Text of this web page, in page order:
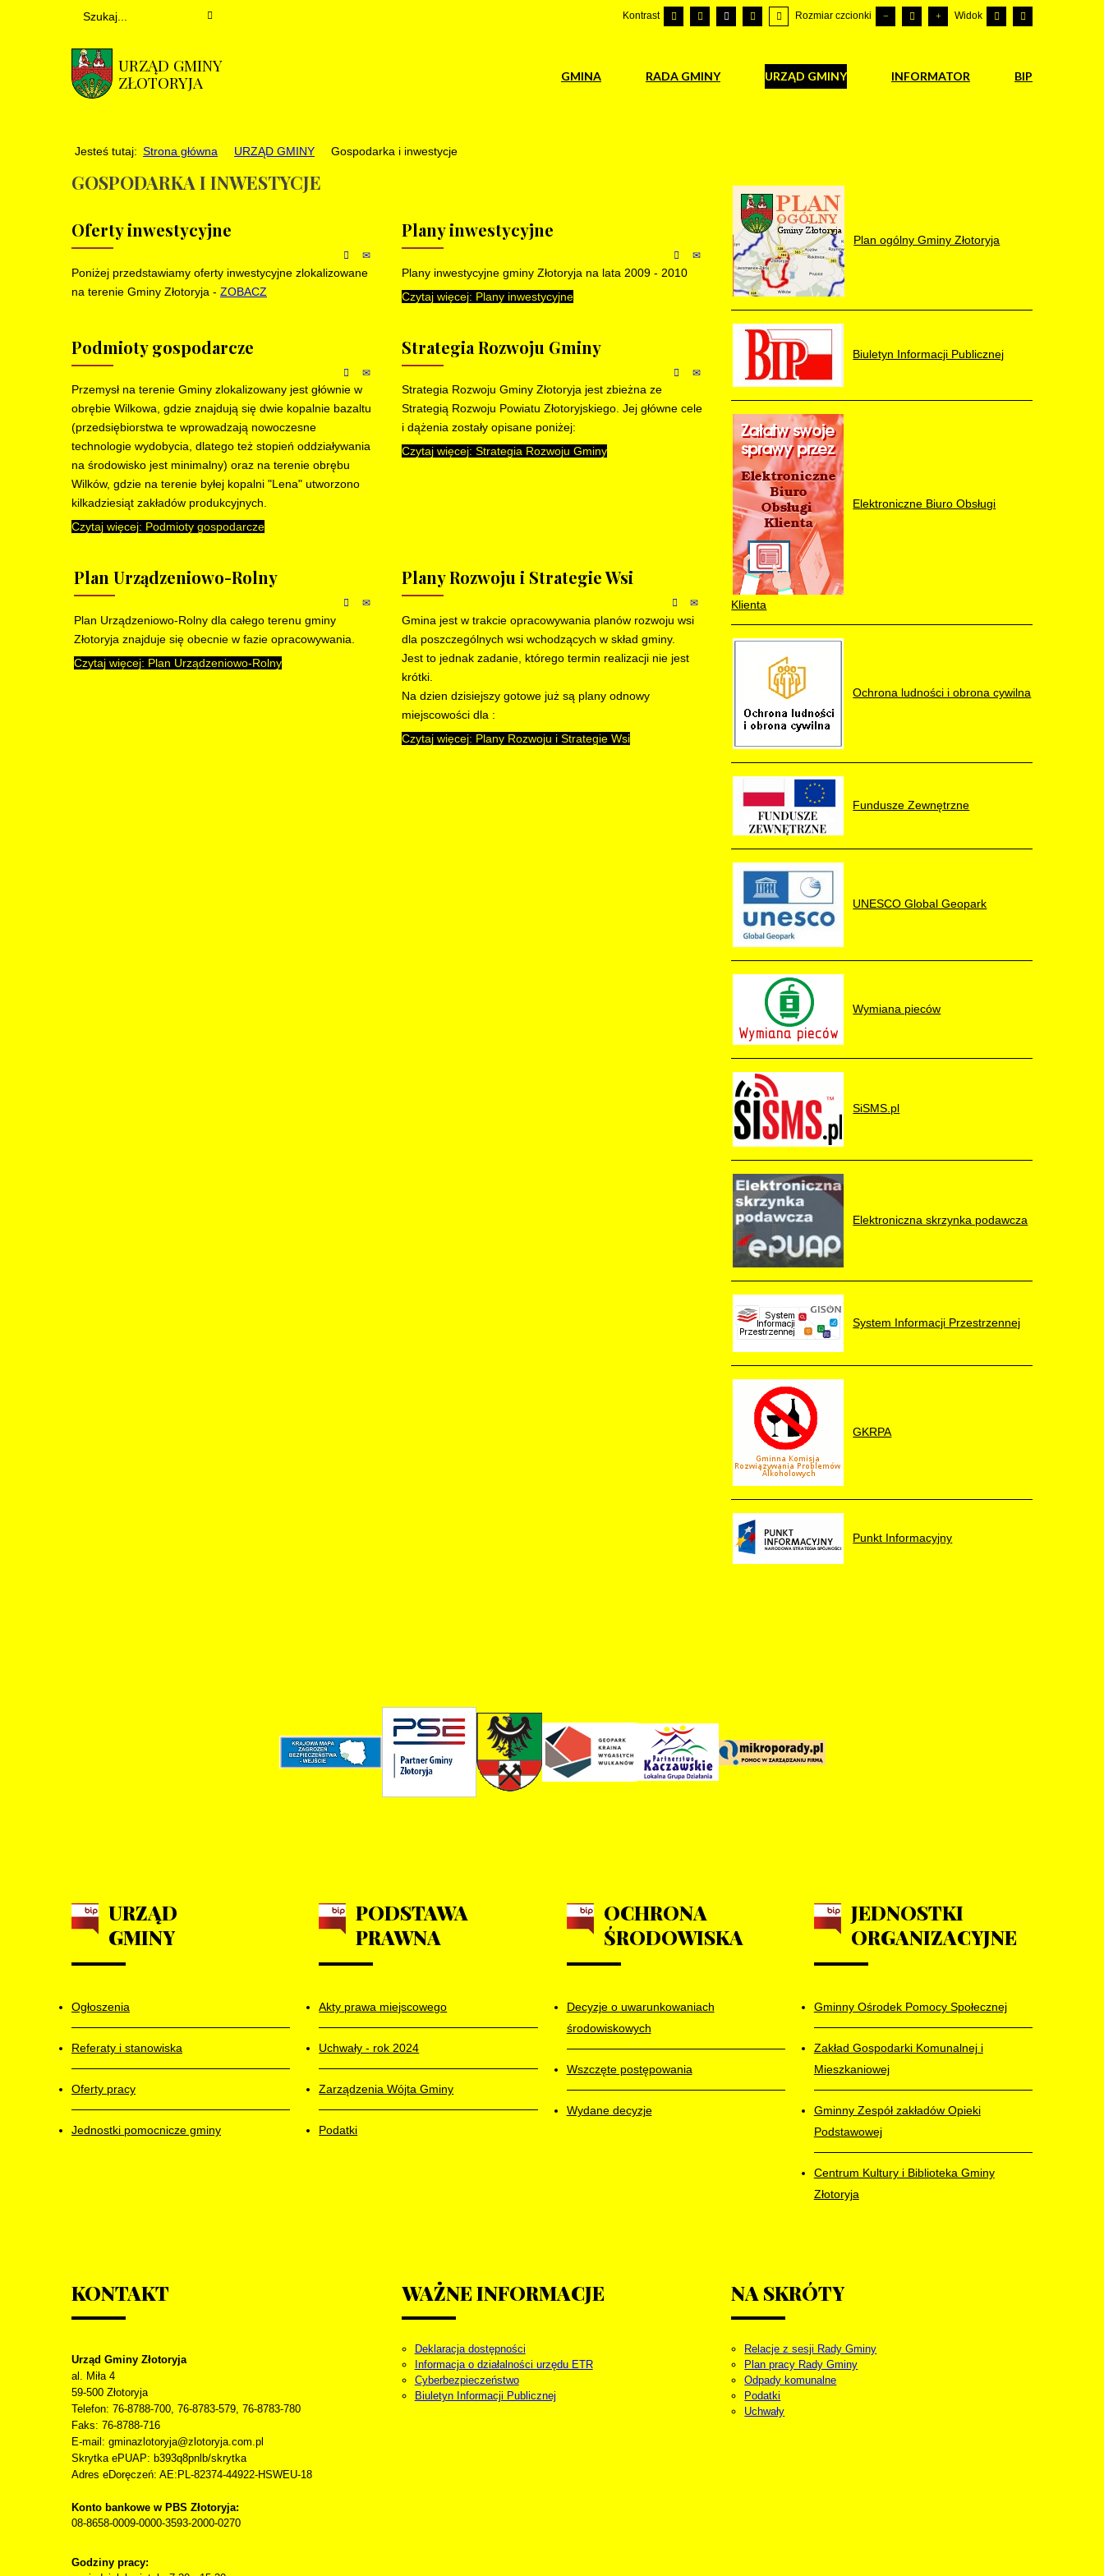
Kontrast Rozmiar czcionki Widok
URZĄD GMINY
ZŁOTORYJA
GMINA RADA GMINY URZĄD GMINY INFORMATOR BIP
Jesteś tutaj: Strona główna URZĄD GMINY Gospodarka i inwestycje
GOSPODARKA I INWESTYCJE
Oferty inwestycyjne
Poniżej przedstawiamy oferty inwestycyjne zlokalizowane
na terenie Gminy Złotoryja - ZOBACZ
Plany inwestycyjne
Plany inwestycyjne gminy Złotoryja na lata 2009 - 2010
Czytaj więcej: Plany inwestycyjne
Podmioty gospodarcze
Przemysł na terenie Gminy zlokalizowany jest głównie w
obrębie Wilkowa, gdzie znajdują się dwie kopalnie bazaltu
(przedsiębiorstwa te wprowadzają nowoczesne
technologie wydobycia, dlatego też stopień oddziaływania
na środowisko jest minimalny) oraz na terenie obrębu
Wilków, gdzie na terenie byłej kopalni "Lena" utworzono
kilkadziesiąt zakładów produkcyjnych.
Czytaj więcej: Podmioty gospodarcze
Strategia Rozwoju Gminy
Strategia Rozwoju Gminy Złotoryja jest zbieżna ze
Strategią Rozwoju Powiatu Złotoryjskiego. Jej główne cele
i dążenia zostały opisane poniżej:
Czytaj więcej: Strategia Rozwoju Gminy
Plan Urządzeniowo-Rolny
Plan Urządzeniowo-Rolny dla całego terenu gminy
Złotoryja znajduje się obecnie w fazie opracowywania.
Czytaj więcej: Plan Urządzeniowo-Rolny
Plany Rozwoju i Strategie Wsi
Gmina jest w trakcie opracowywania planów rozwoju wsi
dla poszczególnych wsi wchodzących w skład gminy.
Jest to jednak zadanie, którego termin realizacji nie jest
krótki.
Na dzien dzisiejszy gotowe już są plany odnowy
miejscowości dla :
Czytaj więcej: Plany Rozwoju i Strategie Wsi
Plan ogólny Gminy Złotoryja
Biuletyn Informacji Publicznej
Elektroniczne Biuro Obsługi
Klienta
Ochrona ludności i obrona cywilna
Fundusze Zewnętrzne
UNESCO Global Geopark
Wymiana pieców
SiSMS.pl
Elektroniczna skrzynka podawcza
System Informacji Przestrzennej
GKRPA
Punkt Informacyjny
URZĄD
GMINY
Ogłoszenia
Referaty i stanowiska
Oferty pracy
Jednostki pomocnicze gminy
PODSTAWA
PRAWNA
Akty prawa miejscowego
Uchwały - rok 2024
Zarządzenia Wójta Gminy
Podatki
OCHRONA
ŚRODOWISKA
Decyzje o uwarunkowaniach
środowiskowych
Wszczęte postępowania
Wydane decyzje
JEDNOSTKI
ORGANIZACYJNE
Gminny Ośrodek Pomocy Społecznej
Zakład Gospodarki Komunalnej i
Mieszkaniowej
Gminny Zespół zakładów Opieki
Podstawowej
Centrum Kultury i Biblioteka Gminy
Złotoryja
KONTAKT
Urząd Gminy Złotoryja
al. Miła 4
59-500 Złotoryja
Telefon: 76-8788-700, 76-8783-579, 76-8783-780
Faks: 76-8788-716
E-mail: gminazlotoryja@zlotoryja.com.pl
Skrytka ePUAP: b393q8pnlb/skrytka
Adres eDoręczeń: AE:PL-82374-44922-HSWEU-18
Konto bankowe w PBS Złotoryja:
08-8658-0009-0000-3593-2000-0270
Godziny pracy:
WAŻNEINFORMACJE
Deklaracja dostępności
Informacja o działalności urzędu ETR
Cyberbezpieczeństwo
Biuletyn Informacji Publicznej
NA SKRÓTY
Relacje z sesji Rady Gminy
Plan pracy Rady Gminy
Odpady komunalne
Podatki
Uchwały